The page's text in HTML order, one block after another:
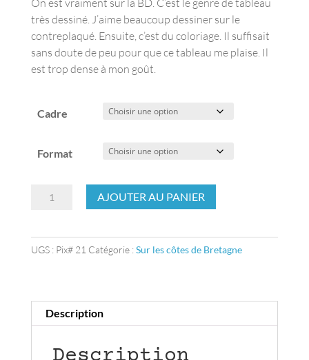
très dessiné. J’aime beaucoup dessiner sur le
contreplaqué. Ensuite, c’est du coloriage. Il suffisait
sans doute de peu pour que ce tableau me plaise. Il
est trop dense à mon goût.
Cadre
Format
quantité
à
la
AJOUTER AU PANIER
UGS : Pix# 21 Catégorie :Sur les côtes de Bretagne
Description